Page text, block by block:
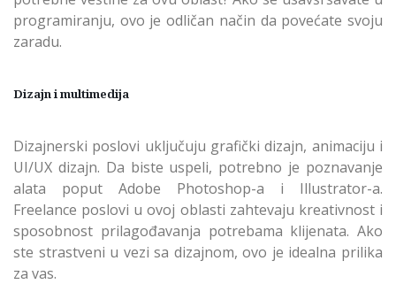
programiranju, ovo je odličan način da povećate svoju
zaradu.
Dizajn i multimedija
Dizajnerski poslovi uključuju grafički dizajn, animaciju i
UI/UX dizajn. Da biste uspeli, potrebno je poznavanje
alata poput Adobe Photoshop-a i Illustrator-a.
Freelance poslovi u ovoj oblasti zahtevaju kreativnost i
sposobnost prilagođavanja potrebama klijenata. Ako
ste strastveni u vezi sa dizajnom, ovo je idealna prilika
za vas.